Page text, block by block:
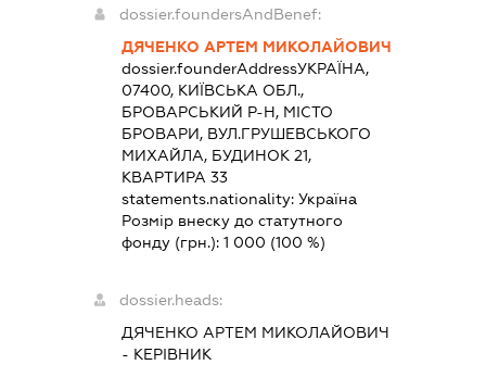
dossier.foundersAndBenef:
ДЯЧЕНКО АРТЕМ МИКОЛАЙОВИЧ
dossier.founderAddressУКРАЇНА,
07400, КИЇВСЬКА ОБЛ.,
БРОВАРСЬКИЙ Р-Н, МІСТО
БРОВАРИ, ВУЛ.ГРУШЕВСЬКОГО
МИХАЙЛА, БУДИНОК 21,
КВАРТИРА 33
statements.nationality: Україна
Розмір внеску до статутного
фонду (грн.): 1 000 (100 %)
dossier.heads:
ДЯЧЕНКО АРТЕМ МИКОЛАЙОВИЧ
- КЕРІВНИК